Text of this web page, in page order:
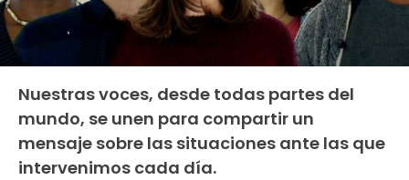
Nuestras voces, desde todas partes del
mundo, se unen para compartir un
mensaje sobre las situaciones ante las que
intervenimos cada día.